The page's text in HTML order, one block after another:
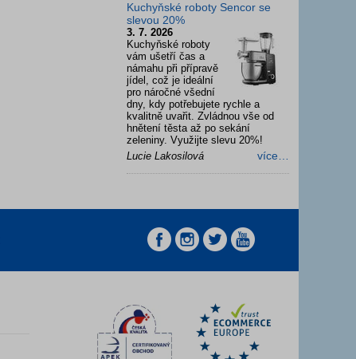
Kuchyňské roboty Sencor se
slevou 20%
3. 7. 2026
Kuchyňské roboty
vám ušetří čas a
námahu při přípravě
jídel, což je ideální
pro náročné všední
dny, kdy potřebujete rychle a
kvalitně uvařit. Zvládnou vše od
hnětení těsta až po sekání
zeleniny. Využijte slevu 20%!
Lucie Lakosilová
více…